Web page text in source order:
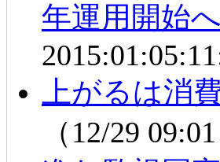
年運用開始
上がるは
（12/29 09:01